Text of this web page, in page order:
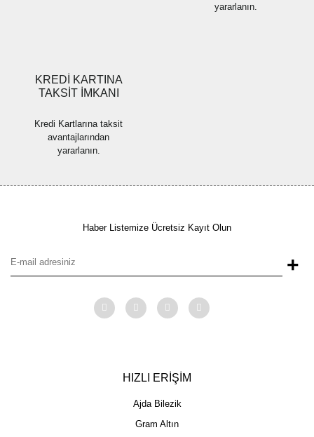
yararlanın.
KREDİ KARTINA
TAKSİT İMKANI
Kredi Kartlarına taksit
avantajlarından
yararlanın.
Haber Listemize Ücretsiz Kayıt Olun
+
HIZLI ERİŞİM
Ajda Bilezik
Gram Altın